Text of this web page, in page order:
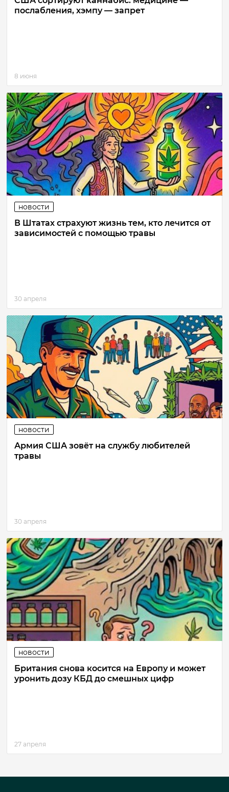
послабления, хэмпу — запрет
8 июня
новости
В Штатах страхуют жизнь тем, кто лечится от
зависимостей с помощью травы
30 апреля
новости
Армия США зовёт на службу любителей
травы
30 апреля
новости
Британия снова косится на Европу и может
уронить дозу КБД до смешных цифр
27 апреля